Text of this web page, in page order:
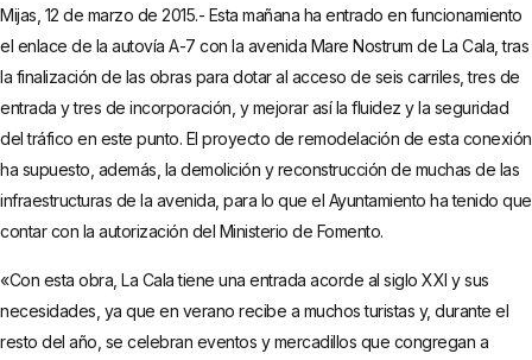
Mijas, 12 de marzo de 2015.- Esta mañana ha entrado en funcionamiento
el enlace de la autovía A-7 con la avenida Mare Nostrum de La Cala, tras
la finalización de las obras para dotar al acceso de seis carriles, tres de
entrada y tres de incorporación, y mejorar así la fluidez y la seguridad
del tráfico en este punto. El proyecto de remodelación de esta conexión
ha supuesto, además, la demolición y reconstrucción de muchas de las
infraestructuras de la avenida, para lo que el Ayuntamiento ha tenido que
contar con la autorización del Ministerio de Fomento.
«Con esta obra, La Cala tiene una entrada acorde al siglo XXI y sus
necesidades, ya que en verano recibe a muchos turistas y, durante el
resto del año, se celebran eventos y mercadillos que congregan a